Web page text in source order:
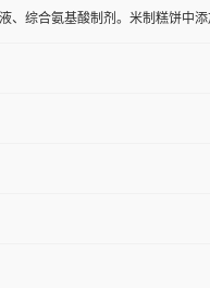
、综合氨基酸制剂。米制糕饼中